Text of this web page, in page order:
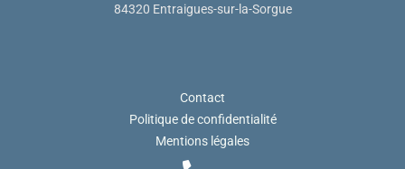
84320 Entraigues-sur-la-Sorgue
Contact
Politique de confidentialité
Mentions légales